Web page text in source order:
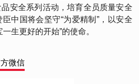
安全系列活动，培育全员质量安全
中国将会坚守“为爱精制”，以安全
生更好的开始”的使命。
微信